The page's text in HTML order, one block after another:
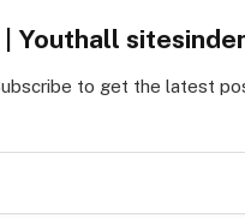
Youthall
to get the latest